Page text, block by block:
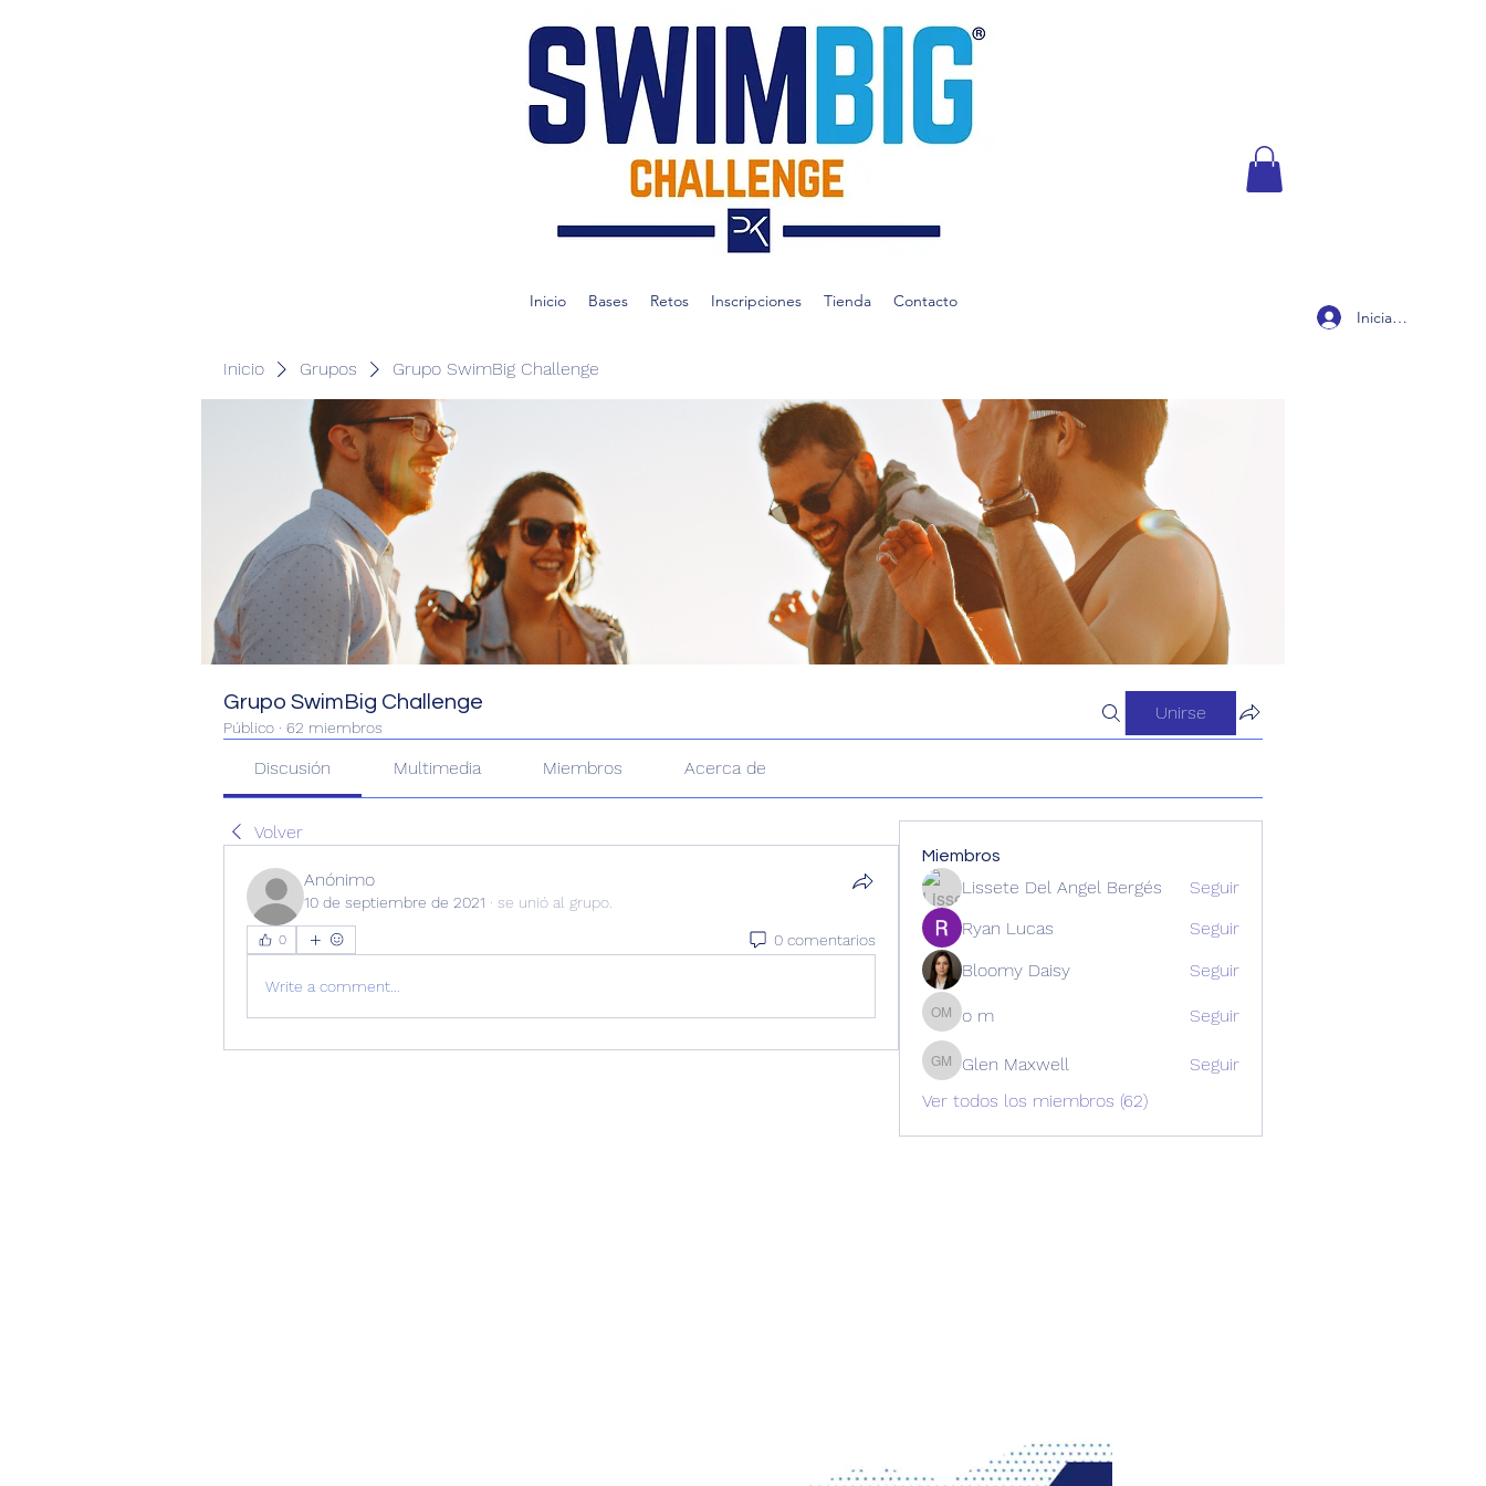
Inicio Bases Retos Inscripciones Tienda
Contacto
Iniciar sesión
Inicio Grupos Grupo SwimBig Challenge
Grupo SwimBig Challenge
Público · 62 miembros
Unirse
Discusión Multimedia Miembros Acerca de
Volver
Anónimo
10 de septiembre de 2021 · se unió al grupo.
0 0 comentarios
Write a comment...
Miembros
Lissete Del Angel Bergés
Seguir
Ryan Lucas
Seguir
Bloomy Daisy
Seguir
o mo m Seguir
Glen Maxwell
Glen Maxwell
Seguir
Ver todos los miembros (62)